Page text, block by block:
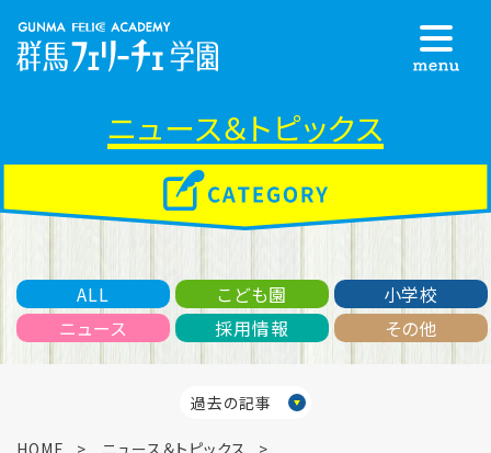
ニュース＆トピックス
ALL こども園
小学校
ニュース
採用情報 その他
HOME ニュース＆トピックス
過去の記事